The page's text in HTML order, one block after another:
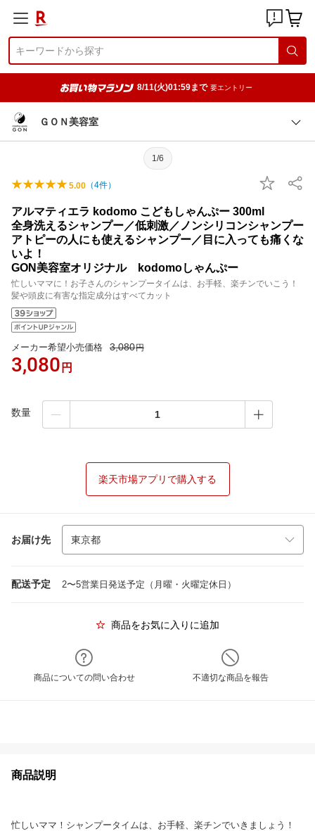
8/11(火)01:59まで 要エントリー
ＧＯＮ美容室
1/6
5.00 （4件）
アルマティエラ kodomo こどもしゃんぷー 300ml
全身洗えるシャンプー／低刺激／ノンシリコンシャンプー
アトピーの人にも使えるシャンプー／目に入っても痛くな
いよ！
GON美容室オリジナル kodomoしゃんぷー
忙しいママに！お子さんのシャンプータイムは、お手軽、楽チンでいこう！
髪や頭皮に有害な指定成分はすべてカット
メーカー希望小売価格 3,080円
3,080 円
数量
楽天市場アプリで購入する
お届け先
配送予定 2〜5営業日発送予定（月曜・火曜定休日）
商品をお気に入りに追加
商品についての問い合わせ 不適切な商品を報告
商品説明
忙しいママ！シャンプータイムは、お手軽、楽チンでいきましょう！